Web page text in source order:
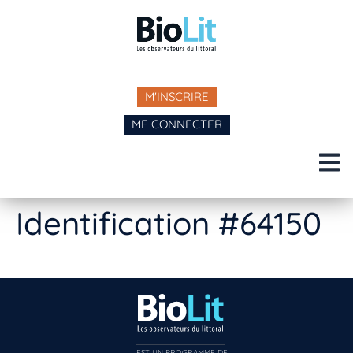
M'INSCRIRE
ME CONNECTER
Identification #64150